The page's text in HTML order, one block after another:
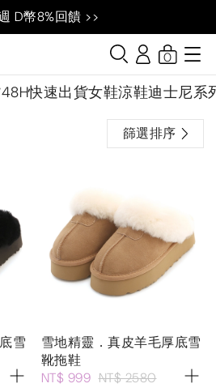
D幣8%回饋 >>
快速出貨女鞋涼鞋迪士尼系
0
篩選排序
雪
雪地精靈．真皮羊毛厚底雪
靴拖鞋
NT$ 999 NT$ 2580